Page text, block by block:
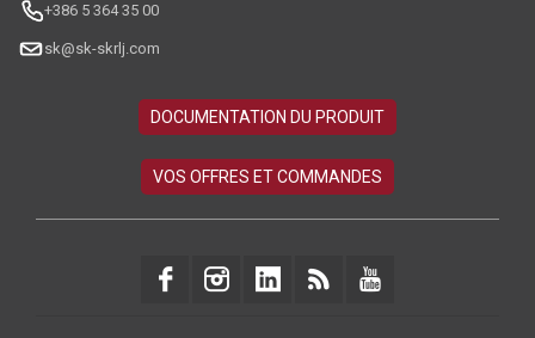
+386 5 364 35 00
sk@sk-skrlj.com